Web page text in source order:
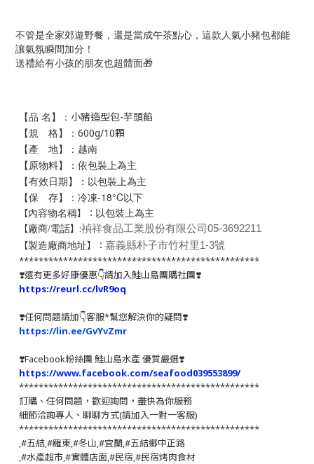
不管是全家郊遊野餐，還是當成午茶點心，這款人氣小豬包都能
讓氣氛瞬間加分！
送禮給有小孩的朋友也超體面🎁
【品 名】： 小豬造型包-芋頭餡
【規 格】 ： 600g/10顆
【產 地】：越南
【原物料】：依包裝上為主
【有效日期】：以包裝上為主
【保 存】：冷凍-18°C以下
【內容物名稱】： 以包裝上為主
【廠商/電話】:禎祥食品工業股份有限公司05-3692211
【製造廠商地址】： 嘉義縣朴子市竹村里1-3號
*************************************************
❣️還有更多好康優惠👇請加入鮭山島團購社團❣️
https://reurl.cc/lvR9oq
❣️任何問題請加👇客服*幫您解決你的疑問❣️
https://lin.ee/GvYvZmr
❣️Facebook粉絲團 鮭山島水產 優質嚴選❣️
https://www.facebook.com/seafood039553899/
*************************************************
訂購、任何問題，歡迎詢問，盡快為你服務
細節洽詢專人、聊聊方式(請加入一對一客服)
*************************************************
,#五結,#羅東,#冬山,#宜蘭,#五結鄉中正路
,#水產超市,#實體店面,#民宿,#民宿烤肉食材